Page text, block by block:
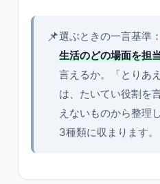
📌選ぶときの一言基準：
生活のどの場面を担
言えるか。「とりあ
は、たいてい役割を
えないものから整理
3種類に収まります。